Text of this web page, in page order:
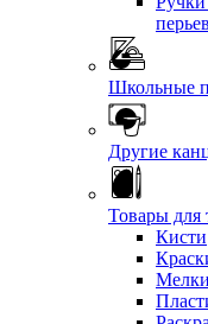
Школьные
Другие
Товары для
Кисти
Мелки